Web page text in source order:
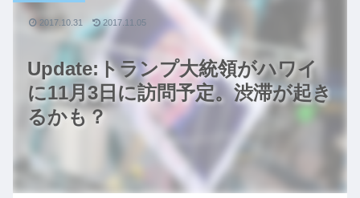
Update:トランプ大統領がハワイ
に11月3日に訪問予定。渋滞が起き
るかも？
2017.10.31 2017.11.05